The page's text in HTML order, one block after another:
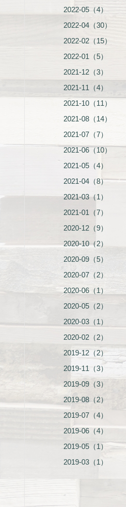
2022-05（4）
2022-04（30）
2022-02（15）
2022-01（5）
2021-12（3）
2021-11（4）
2021-10（11）
2021-08（14）
2021-07（7）
2021-06（10）
2021-05（4）
2021-04（8）
2021-03（1）
2021-01（7）
2020-12（9）
2020-10（2）
2020-09（5）
2020-07（2）
2020-06（1）
2020-05（2）
2020-03（1）
2020-02（2）
2019-12（2）
2019-11（3）
2019-09（3）
2019-08（2）
2019-07（4）
2019-06（4）
2019-05（1）
2019-03（1）